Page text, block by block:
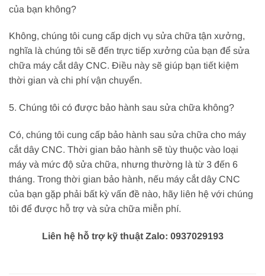
của bạn không?
Không, chúng tôi cung cấp dịch vụ sửa chữa tận xưởng,
nghĩa là chúng tôi sẽ đến trực tiếp xưởng của bạn để sửa
chữa máy cắt dây CNC. Điều này sẽ giúp bạn tiết kiệm
thời gian và chi phí vận chuyển.
5. Chúng tôi có được bảo hành sau sửa chữa không?
Có, chúng tôi cung cấp bảo hành sau sửa chữa cho máy
cắt dây CNC. Thời gian bảo hành sẽ tùy thuộc vào loại
máy và mức độ sửa chữa, nhưng thường là từ 3 đến 6
tháng. Trong thời gian bảo hành, nếu máy cắt dây CNC
của bạn gặp phải bất kỳ vấn đề nào, hãy liên hệ với chúng
tôi để được hỗ trợ và sửa chữa miễn phí.
Liên hệ hỗ trợ kỹ thuật Zalo: 0937029193